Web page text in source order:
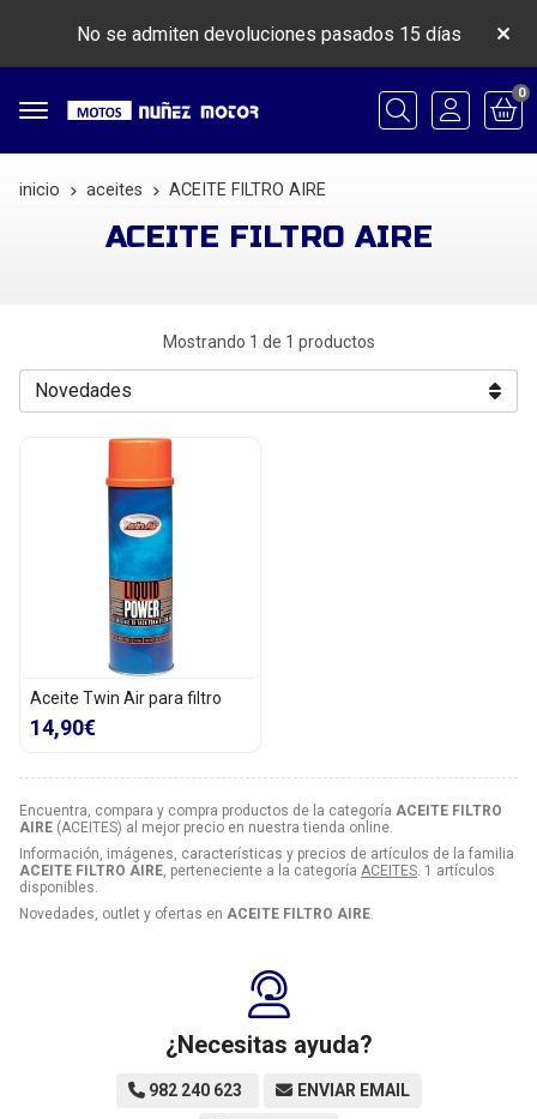
No se admiten devoluciones pasados 15 días
Buscar
0
inicio aceites ACEITE FILTRO AIRE
ACEITE FILTRO AIRE
Encuentra, compara y compra productos de la categoría ACEITE FILTRO
AIRE (ACEITES) al mejor precio en nuestra tienda online.
Información, imágenes, características y precios de artículos de la familia
ACEITE FILTRO AIRE, perteneciente a la categoría ACEITES. 1 artículos
disponibles.
Novedades, outlet y ofertas en ACEITE FILTRO AIRE.
Mostrando 1 de 1 productos
Aceite Twin Air para filtro
14,90€
¿Necesitas ayuda?
982 240 623 ENVIAR EMAIL